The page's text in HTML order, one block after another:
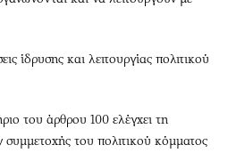
ίδρυσης και λειτουργίας πολιτικού
του άρθρου 100 ελέγχει τη
του πολιτικού κόμματος